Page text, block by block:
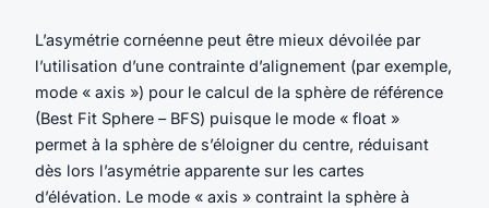
L’asymétrie cornéenne peut être mieux dévoilée par
l’utilisation d’une contrainte d’alignement (par exemple,
mode « axis ») pour le calcul de la sphère de référence
(Best Fit Sphere – BFS) puisque le mode « float »
permet à la sphère de s’éloigner du centre, réduisant
dès lors l’asymétrie apparente sur les cartes
d’élévation. Le mode « axis » contraint la sphère à